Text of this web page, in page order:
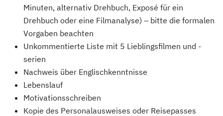
Minuten, alternativ Drehbuch, Exposé für ein
Drehbuch oder eine Filmanalyse) – bitte die formalen
Vorgaben beachten
Unkommentierte Liste mit 5 Lieblingsfilmen und -
serien
Nachweis über Englischkenntnisse
Lebenslauf
Motivationsschreiben
Kopie des Personalausweises oder Reisepasses